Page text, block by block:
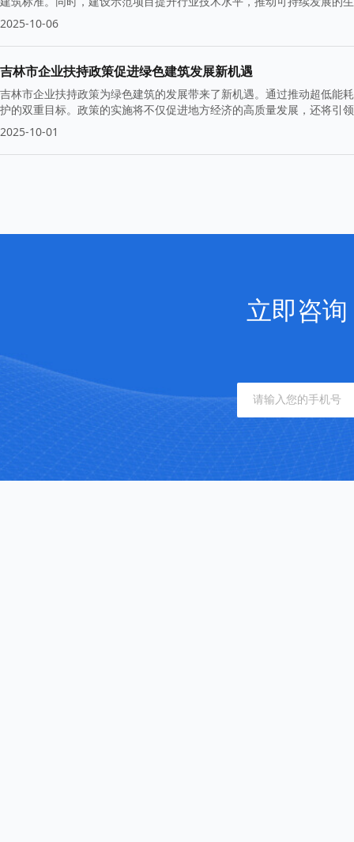
力。
2025-10-06
吉林市企业扶持政策促进绿色建筑发展新机遇
吉林市企业扶持政策为绿色建筑的发展带来了新机遇。通过推动超低能
护的双重目标。政策的实施将不仅促进地方经济的高质量发展，还将引
2025-10-01
立即咨